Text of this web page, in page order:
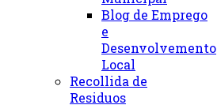
Blog de Emprego
e
Desenvolvemento
Local
Recollida de
Residuos